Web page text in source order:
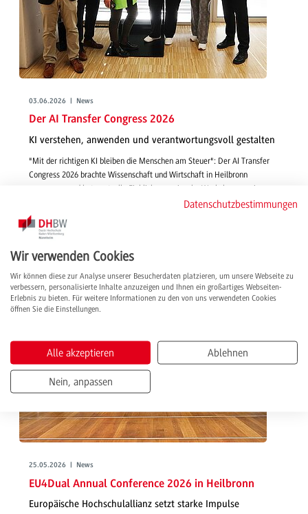
03.06.2026 | News
Der AI Transfer Congress 2026
KI verstehen, anwenden und verantwortungsvoll gestalten
"Mit der richtigen KI bleiben die Menschen am Steuer": Der AI Transfer
Congress 2026 brachte Wissenschaft und Wirtschaft in Heilbronn
zusammen und bot wertvolle Einblicke, praxisnahe Workshops sowie
wichtige Impulse für eine verantwortungsvolle Zukunft mit Künstlicher
Intelligenz.
weiterlesen
25.05.2026 | News
EU4Dual Annual Conference 2026 in Heilbronn
Europäische Hochschulallianz setzt starke Impulse
Datenschutzbestimmungen
Wir verwenden Cookies
Wir können diese zur Analyse unserer Besucherdaten platzieren, um unsere Webseite zu
verbessern, personalisierte Inhalte anzuzeigen und Ihnen ein großartiges Webseiten-
Erlebnis zu bieten. Für weitere Informationen zu den von uns verwendeten Cookies
öffnen Sie die Einstellungen.
Alle akzeptieren Ablehnen
Nein, anpassen